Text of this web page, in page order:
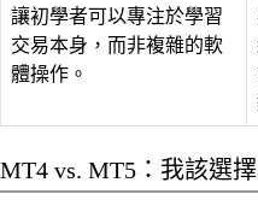
讓初學者可以專注於學習
交易本身，而非複雜的軟
體操作。
MT4 vs. MT5：我該選